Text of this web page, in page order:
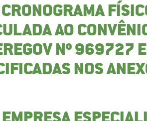
AO
Nº 969727
NOS